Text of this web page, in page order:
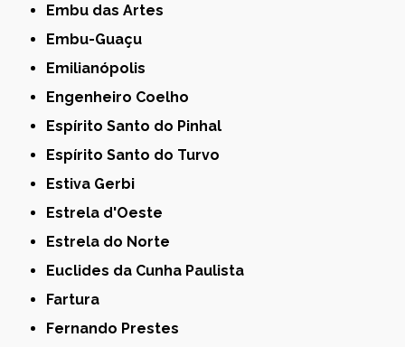
Embu das Artes
Embu-Guaçu
Emilianópolis
Engenheiro Coelho
Espírito Santo do Pinhal
Espírito Santo do Turvo
Estiva Gerbi
Estrela d'Oeste
Estrela do Norte
Euclides da Cunha Paulista
Fartura
Fernando Prestes